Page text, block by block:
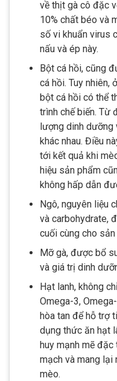
về thịt gà cô đặc
10% chất béo và
số vi khuẩn virus
nấu và ép này.
Bột cá hồi, cũng
cá hồi. Tuy nhiên,
bột cá hồi có thể
trình chế biến. Từ
lượng dinh dưỡng
khác nhau. Điều
tới kết quả khi
hiệu sản phẩm
không hấp dẫn
Ngô, nguyên liệu
và carbohydrate,
cuối cùng cho sản
Mỡ gà, được bổ
và giá trị dinh
Hạt lanh, không
Omega-3,
hòa tan để hỗ trợ
dụng thức ăn hạt
huy mạnh mẽ
mạch và mang lại
mèo.